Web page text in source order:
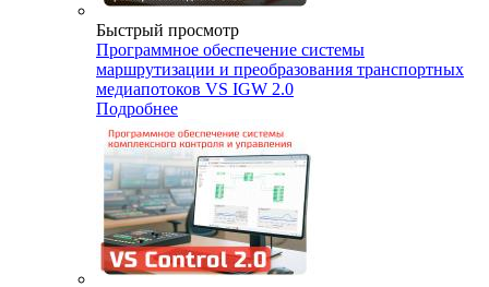
Быстрый просмотр
Программное обеспечение системы
маршрутизации и преобразования транспортных
медиапотоков VS IGW 2.0
Подробнее